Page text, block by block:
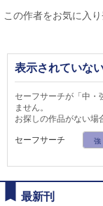
この作者をお気に入
表示されていな
セーフサーチが「中・
ません。
お探しの作品がない場
セーフサーチ
強
最新刊